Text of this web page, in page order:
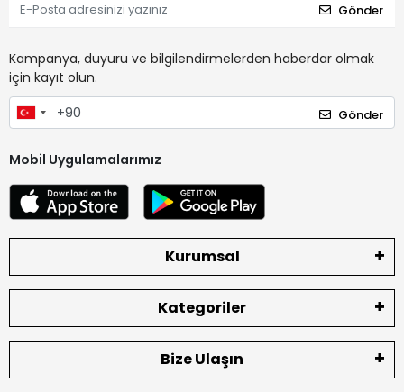
Gönder
Kampanya, duyuru ve bilgilendirmelerden haberdar olmak
için kayıt olun.
Gönder
Mobil Uygulamalarımız
Kurumsal
Kategoriler
Bize Ulaşın